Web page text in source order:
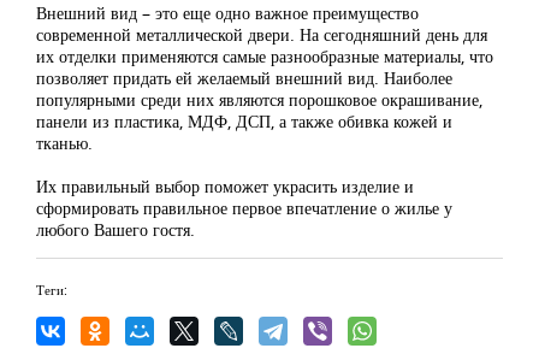
Внешний вид – это еще одно важное преимущество
современной металлической двери. На сегодняшний день для
их отделки применяются самые разнообразные материалы, что
позволяет придать ей желаемый внешний вид. Наиболее
популярными среди них являются порошковое окрашивание,
панели из пластика, МДФ, ДСП, а также обивка кожей и
тканью.
Их правильный выбор поможет украсить изделие и
сформировать правильное первое впечатление о жилье у
любого Вашего гостя.
Теги: